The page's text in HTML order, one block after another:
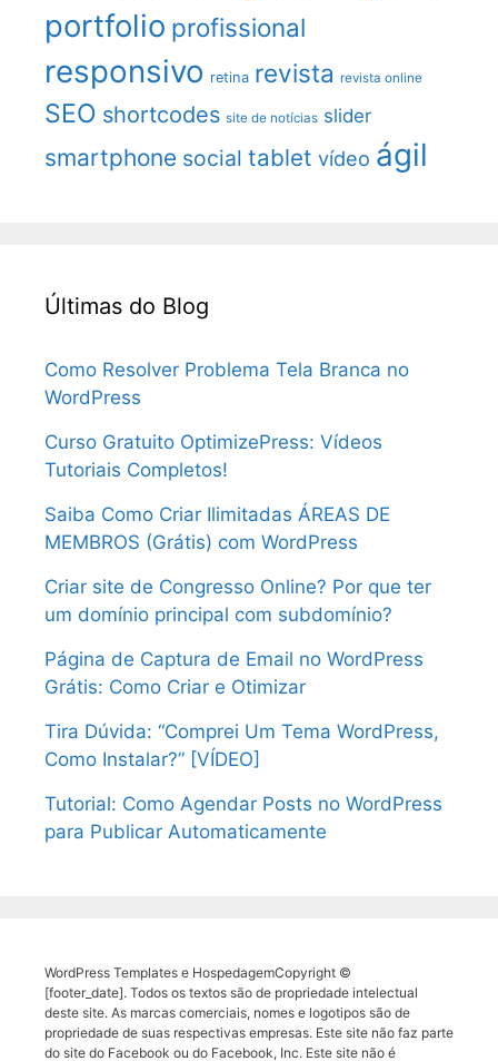
portfolio profissional
responsivo retina revista revista online
SEO shortcodes site de notícias slider
smartphone social tablet vídeo ágil
Últimas do Blog
Como Resolver Problema Tela Branca no
WordPress
Curso Gratuito OptimizePress: Vídeos
Tutoriais Completos!
Saiba Como Criar Ilimitadas ÁREAS DE
MEMBROS (Grátis) com WordPress
Criar site de Congresso Online? Por que ter
um domínio principal com subdomínio?
Página de Captura de Email no WordPress
Grátis: Como Criar e Otimizar
Tira Dúvida: “Comprei Um Tema WordPress,
Como Instalar?” [VÍDEO]
Tutorial: Como Agendar Posts no WordPress
para Publicar Automaticamente
WordPress Templates e HospedagemCopyright ©
[footer_date]. Todos os textos são de propriedade intelectual
deste site. As marcas comerciais, nomes e logotipos são de
propriedade de suas respectivas empresas. Este site não faz parte
do site do Facebook ou do Facebook, Inc. Este site não é